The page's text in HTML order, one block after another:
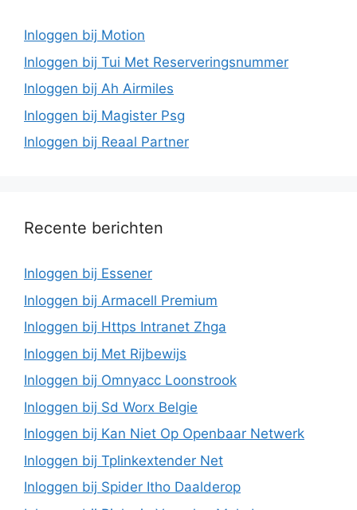
Inloggen bij Motion
Inloggen bij Tui Met Reserveringsnummer
Inloggen bij Ah Airmiles
Inloggen bij Magister Psg
Inloggen bij Reaal Partner
Recente berichten
Inloggen bij Essener
Inloggen bij Armacell Premium
Inloggen bij Https Intranet Zhga
Inloggen bij Met Rijbewijs
Inloggen bij Omnyacc Loonstrook
Inloggen bij Sd Worx Belgie
Inloggen bij Kan Niet Op Openbaar Netwerk
Inloggen bij Tplinkextender Net
Inloggen bij Spider Itho Daalderop